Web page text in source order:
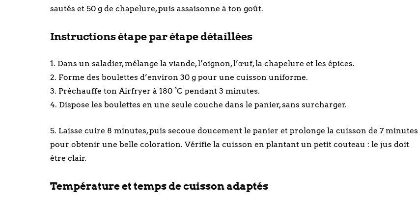
sautés et 50 g de chapelure, puis assaisonne à ton goût.
Instructions étape par étape détaillées
1. Dans un saladier, mélange la viande, l’oignon, l’œuf, la chapelure et les épices.
2. Forme des boulettes d’environ 30 g pour une cuisson uniforme.
3. Préchauffe ton Airfryer à 180 °C pendant 3 minutes.
4. Dispose les boulettes en une seule couche dans le panier, sans surcharger.
5. Laisse cuire 8 minutes, puis secoue doucement le panier et prolonge la cuisson de 7 minutes
pour obtenir une belle coloration. Vérifie la cuisson en plantant un petit couteau : le jus doit
être clair.
Température et temps de cuisson adaptés